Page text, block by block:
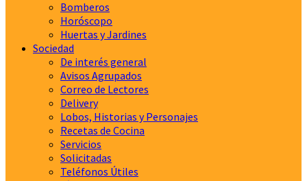
Bomberos
Horóscopo
Huertas y Jardines
Sociedad
De interés general
Avisos Agrupados
Correo de Lectores
Delivery
Lobos, Historias y Personajes
Recetas de Cocina
Servicios
Solicitadas
Teléfonos Útiles